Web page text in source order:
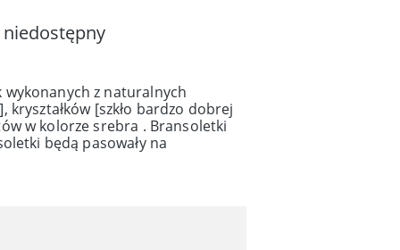
z naturalnych
kryształków [szkło bardzo dobrej
w kolorze srebra . Bransoletki
będą pasowały na